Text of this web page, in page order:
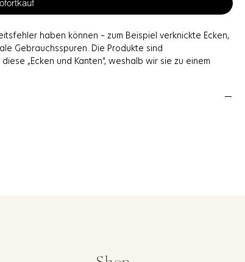
haben können – zum Beispiel verknickte Ecken,
Gebrauchsspuren. Die Produkte sind
„Ecken und Kanten“, weshalb wir sie zu einem
und kann nicht ausgesucht werden.